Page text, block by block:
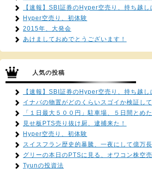
【速報】SBI証券のHyper空売り、持ち越し
Hyper空売り、初体験
2015年、大発会
あけましておめでとうございます！
人気の投稿
【速報】SBI証券のHyper空売り、持ち越し
イナバの物置がどのくらいスゴイか検証し
「１日最大５００円」駐車場、５日間とめ
見せ板PTS売り抜け厨、逮捕来た！
Hyper空売り、初体験
スイスフラン歴史的暴騰、一夜にして億万
グリーの本日のPTSに見る、オワコン株空
Tyunの投資法